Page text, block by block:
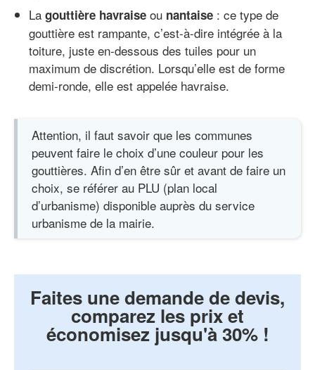
La gouttière havraise ou nantaise : ce type de
gouttière est rampante, c’est-à-dire intégrée à la
toiture, juste en-dessous des tuiles pour un
maximum de discrétion. Lorsqu’elle est de forme
demi-ronde, elle est appelée havraise.
Attention, il faut savoir que les communes
peuvent faire le choix d’une couleur pour les
gouttières. Afin d’en être sûr et avant de faire un
choix, se référer au PLU (plan local
d’urbanisme) disponible auprès du service
urbanisme de la mairie.
Faites une demande de devis,
comparez les prix et
économisez jusqu'à 30% !